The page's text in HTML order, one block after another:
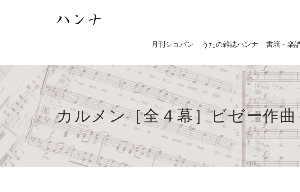
月刊ショパン うたの雑誌ハンナ 書籍・楽
カルメン［全４幕］ビゼー作曲